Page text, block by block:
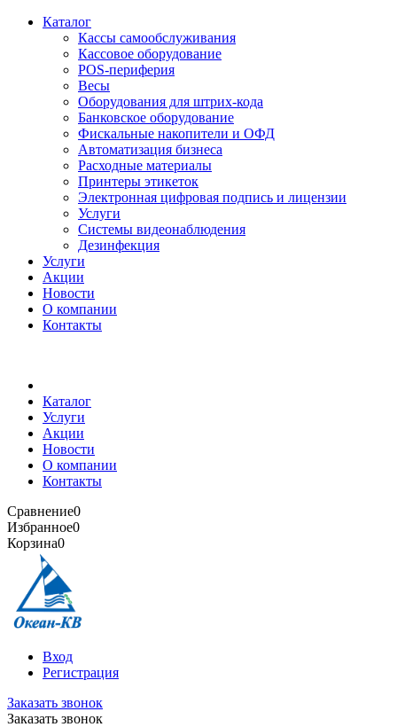
Каталог
Кассы самообслуживания
Кассовое оборудование
POS-периферия
Весы
Оборудования для штрих-кода
Банковское оборудование
Фискальные накопители и ОФД
Автоматизация бизнеса
Расходные материалы
Принтеры этикеток
Электронная цифровая подпись и лицензии
Услуги
Системы видеонаблюдения
Дезинфекция
Услуги
Акции
Новости
О компании
Контакты
Каталог
Услуги
Акции
Новости
О компании
Контакты
Сравнение0
Избранное0
Корзина0
Вход
Регистрация
Заказать звонок
Заказать звонок